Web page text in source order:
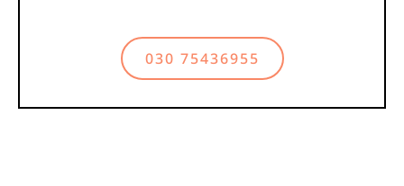
030 75436955